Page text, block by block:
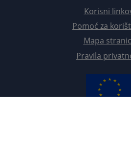
Korisni
Pomoć za
Mapa
Pravila